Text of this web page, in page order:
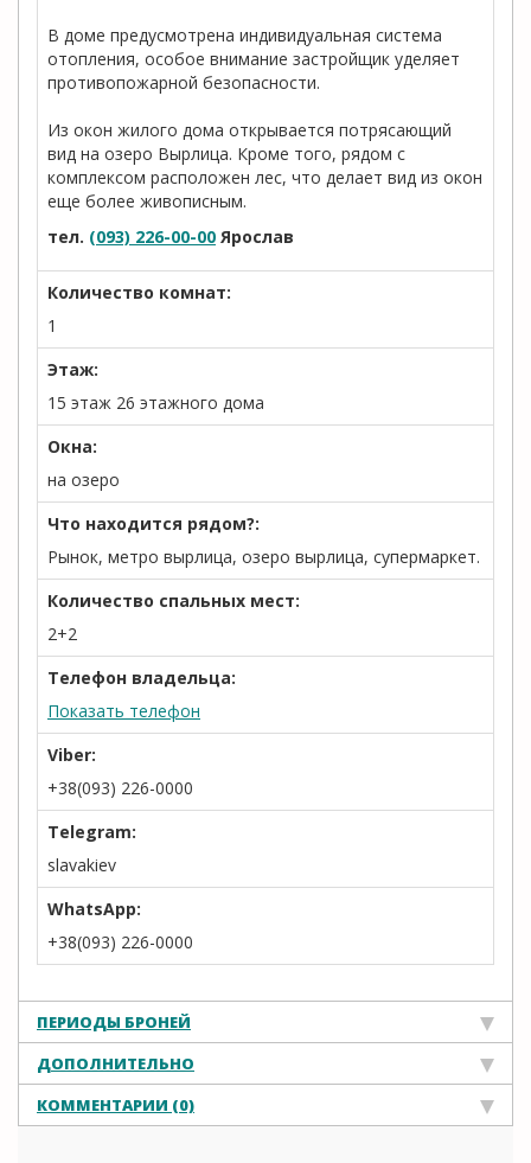
В доме предусмотрена индивидуальная система
отопления, особое внимание застройщик уделяет
противопожарной безопасности.
Из окон жилого дома открывается потрясающий
вид на озеро Вырлица. Кроме того, рядом с
комплексом расположен лес, что делает вид из окон
еще более живописным.
тел. (093) 226-00-00 Ярослав
Количество комнат:
1
Этаж:
15 этаж 26 этажного дома
Окна:
на озеро
Что находится рядом?:
Рынок, метро вырлица, озеро вырлица, супермаркет.
Количество спальных мест:
2+2
Телефон владельца:
Показать телефон
Viber:
+38(093) 226-0000
Telegram:
slavakiev
WhatsApp:
+38(093) 226-0000
ПЕРИОДЫ БРОНЕЙ
ДОПОЛНИТЕЛЬНО
КОММЕНТАРИИ (0)